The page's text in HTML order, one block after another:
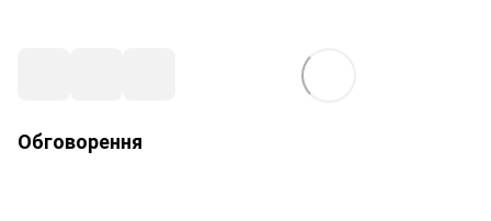
Обговорення